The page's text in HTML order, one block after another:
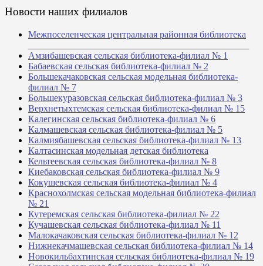
Новости наших филиалов
Межпоселенческая центральная районная библиотека
Амзибашевская сельская библиотека-филиал № 1
Бабаевская сельская библиотека-филиал № 2
Большекачаковская сельская модельная библиотека-
филиал № 7
Большекуразовская сельская библиотека-филиал № 3
Верхнетыхтемская сельская библиотека-филиал № 15
Калегинская сельская библиотека-филиал № 6
Калмашевская сельская библиотека-филиал № 5
Калмиябашевская сельская библиотека-филиал № 13
Калтасинская модельная детская библиотека
Кельтеевская сельская библиотека-филиал № 8
Киебаковская сельская библиотека-филиал № 9
Кокушевская сельская библиотека-филиал № 4
Краснохолмская сельская модельная библиотека-филиал
№ 21
Кутеремская сельская библиотека-филиал № 22
Кучашевская сельская библиотека-филиал № 11
Малокачаковская сельская библиотека-филиал № 12
Нижнекачмашевская сельская библиотека-филиал № 14
Новокильбахтинская сельская библиотека-филиал № 19